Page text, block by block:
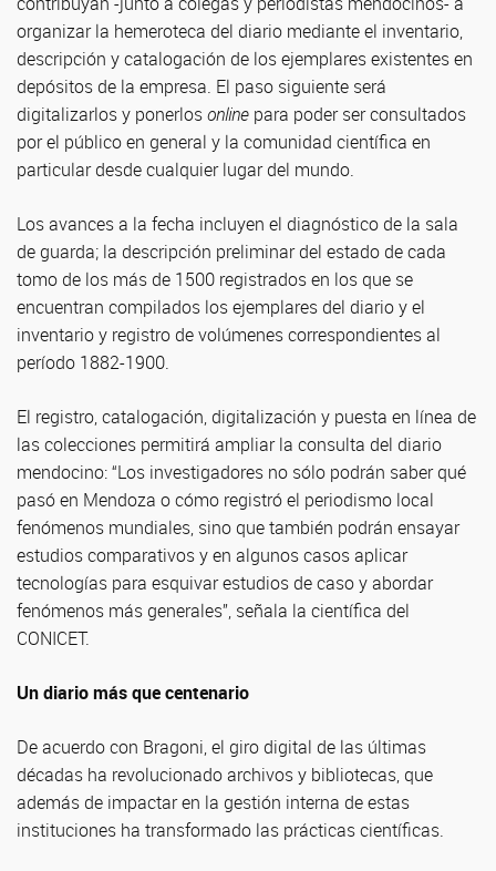
organizar la hemeroteca del diario mediante el inventario,
descripción y catalogación de los ejemplares existentes en
depósitos de la empresa. El paso siguiente será
digitalizarlos y ponerlosonline para poder ser consultados
por el público en general y la comunidad científica en
particular desde cualquier lugar del mundo.
Los avances a la fecha incluyen el diagnóstico de la sala
de guarda; la descripción preliminar del estado de cada
tomo de los más de 1500 registrados en los que se
encuentran compilados los ejemplares del diario y el
inventario y registro de volúmenes correspondientes al
período 1882-1900.
El registro, catalogación, digitalización y puesta en línea de
las colecciones permitirá ampliar la consulta del diario
mendocino: “Los investigadores no sólo podrán saber qué
pasó en Mendoza o cómo registró el periodismo local
fenómenos mundiales, sino que también podrán ensayar
estudios comparativos y en algunos casos aplicar
tecnologías para esquivar estudios de caso y abordar
fenómenos más generales”, señala la científica del
CONICET.
Un diario más que centenario
De acuerdo con Bragoni, el giro digital de las últimas
décadas ha revolucionado archivos y bibliotecas, que
además de impactar en la gestión interna de estas
instituciones ha transformado las prácticas científicas.